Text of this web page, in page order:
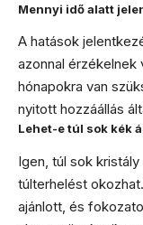
Mennyi idő alatt
A hatások
azonnal
hónapokra van
nyitott hozzáállás
Lehet-e túl sok kék
Igen, túl sok
túlterhelést
ajánlott, és